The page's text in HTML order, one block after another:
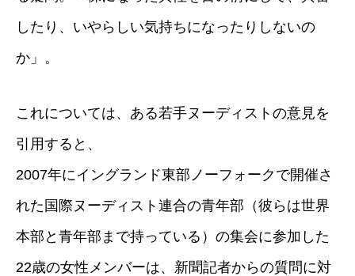
したり、いやらしい気持ちになったりしないの
か」。
これについては、ある若手ヌーディストの意見を
引用すると、
2007年にイングランド東部ノーフォークで開催さ
れた国際ヌーディスト連合の青年部（彼らは世界
本部と青年部まで持っている）の集会に参加した
22歳の女性メンバーは、新聞記者からの質問に対